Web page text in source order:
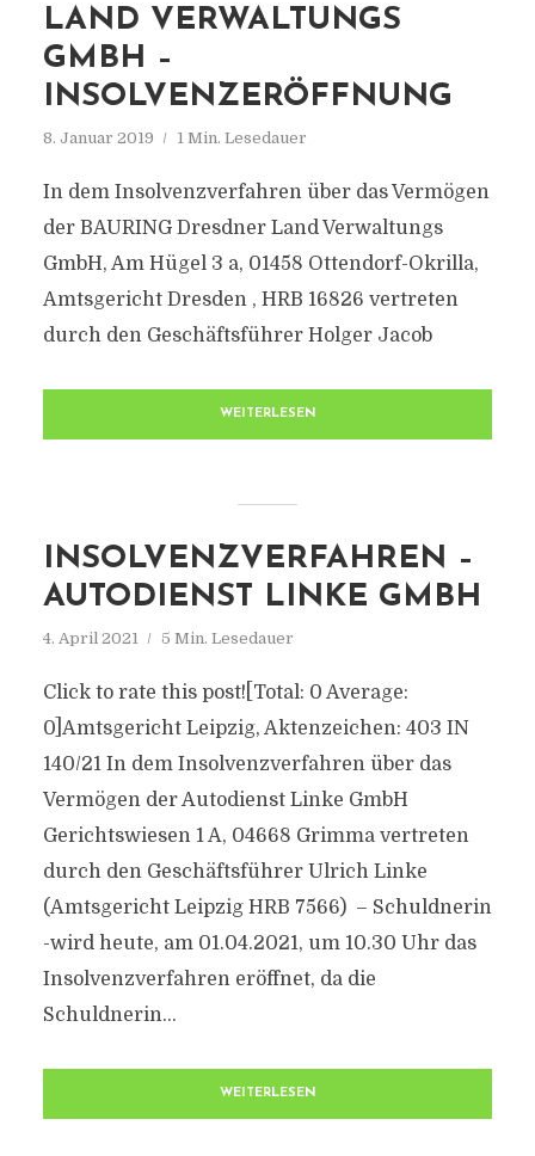
LAND VERWALTUNGS
GMBH –
INSOLVENZERÖFFNUNG
8. Januar 2019 1 Min. Lesedauer
In dem Insolvenzverfahren über das Vermögen
der BAURING Dresdner Land Verwaltungs
GmbH, Am Hügel 3 a, 01458 Ottendorf-Okrilla,
Amtsgericht Dresden , HRB 16826 vertreten
durch den Geschäftsführer Holger Jacob
WEITERLESEN
INSOLVENZVERFAHREN –
AUTODIENST LINKE GMBH
4. April 2021 5 Min. Lesedauer
Click to rate this post![Total: 0 Average:
0]Amtsgericht Leipzig, Aktenzeichen: 403 IN
140/21 In dem Insolvenzverfahren über das
Vermögen der Autodienst Linke GmbH
Gerichtswiesen 1 A, 04668 Grimma vertreten
durch den Geschäftsführer Ulrich Linke
(Amtsgericht Leipzig HRB 7566) – Schuldnerin
-wird heute, am 01.04.2021, um 10.30 Uhr das
Insolvenzverfahren eröffnet, da die
Schuldnerin...
WEITERLESEN